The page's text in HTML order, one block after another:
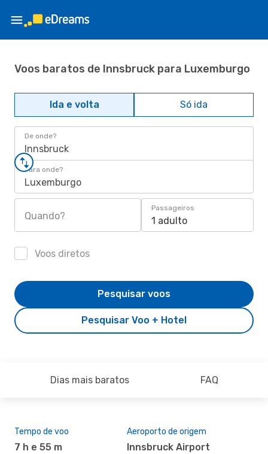
Voos baratos de Innsbruck para Luxemburgo
Ida e volta Só ida
De onde?
Innsbruck
Para onde?
Luxemburgo
Quando?
Passageiros
1 adulto
Voos diretos
Pesquisar Voo + Hotel
Pesquisar voos
Dias mais baratos FAQ
Tempo de voo
7 h e 55 m
Aeroporto de origem
Innsbruck Airport